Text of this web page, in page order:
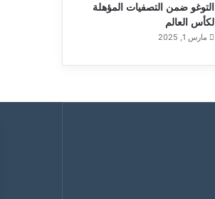
التوغو ضمن التصفيات المؤهلة
لكأس العالم
مارس 1, 2025